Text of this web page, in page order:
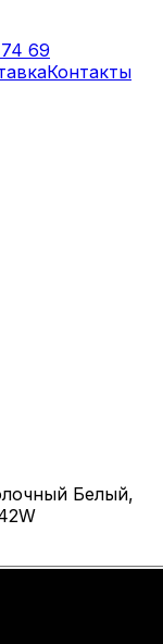
69
Контакты
Белый,